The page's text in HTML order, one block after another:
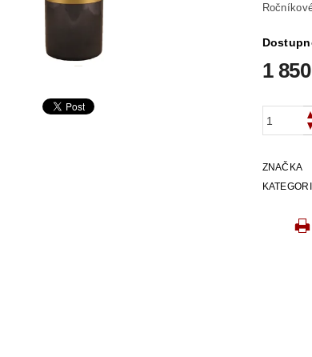
1
ZNAČKA